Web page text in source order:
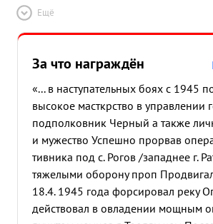
Ещё
За что награждён
«... в наступательных боях с 1945
высокое масткрство в управлении
подполковник Черный а также
и мужество Успешно прорвав
тивника под с. Рогов /западнее г.
тяжелыми оборону проп
18.4. 1945 года форсировал реку
действовал в овладении мощным